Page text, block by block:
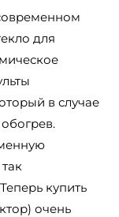
для
в случае
купить
очень